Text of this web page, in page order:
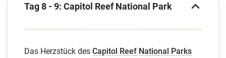
Tag 8 - 9: Capitol Reef National Park
Das Herzstück des Capitol Reef National Parks